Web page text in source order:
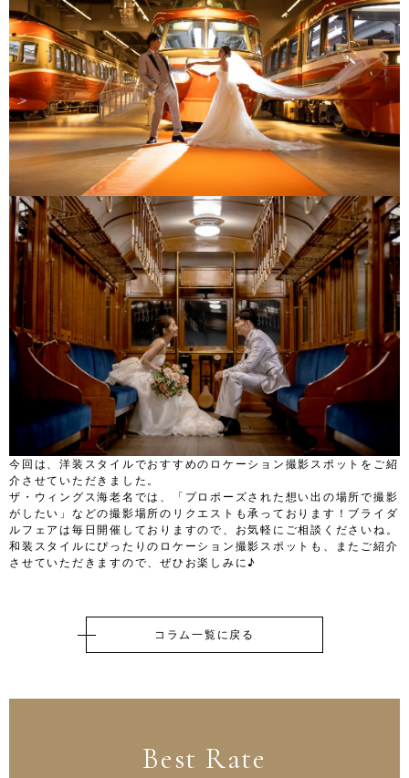
今回は、洋装スタイルでおすすめのロケーション撮影スポットをご紹
介させていただきました。
ザ・ウィングス海老名では、「プロポーズされた想い出の場所で撮影
がしたい」などの撮影場所のリクエストも承っております！ブライダ
ルフェアは毎日開催しておりますので、お気軽にご相談くださいね。
和装スタイルにぴったりのロケーション撮影スポットも、またご紹介
させていただきますので、ぜひお楽しみに♪
コラム一覧に戻る
Best Rate